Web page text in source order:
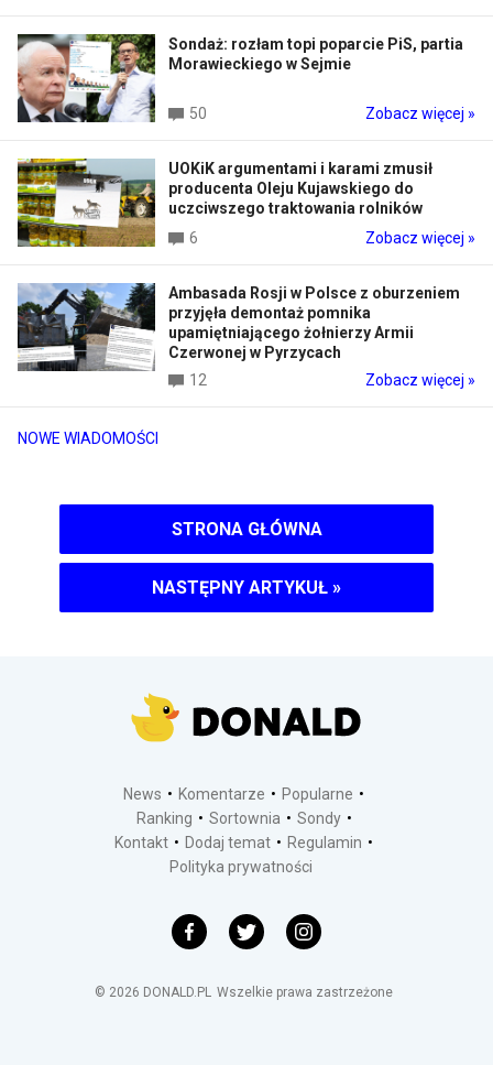
NOWE WIADOMOŚCI
Sondaż: rozłam topi poparcie PiS, partia
Morawieckiego w Sejmie
50 Zobacz więcej »
UOKiK argumentami i karami zmusił
producenta Oleju Kujawskiego do
uczciwszego traktowania rolników
6
Zobacz więcej »
Ambasada Rosji w Polsce z oburzeniem
przyjęła demontaż pomnika
upamiętniającego żołnierzy Armii
Czerwonej w Pyrzycach
12
Zobacz więcej »
STRONA GŁÓWNA
NASTĘPNY ARTYKUŁ »
News Komentarze
Popularne
Ranking
Sortownia
Sondy
Kontakt
Dodaj temat
Regulamin
Polityka prywatności
© 2026 DONALD.PL Wszelkie prawa zastrzeżone